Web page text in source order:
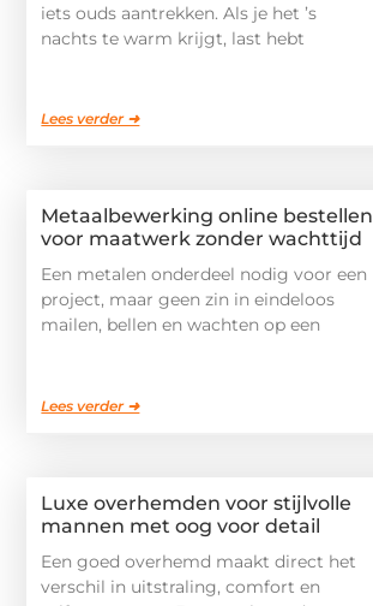
iets ouds aantrekken. Als je het ’s
nachts te warm krijgt, last hebt
Lees verder ➜
Metaalbewerking online bestellen
voor maatwerk zonder wachttijd
Een metalen onderdeel nodig voor een
project, maar geen zin in eindeloos
mailen, bellen en wachten op een
Lees verder ➜
Luxe overhemden voor stijlvolle
mannen met oog voor detail
Een goed overhemd maakt direct het
verschil in uitstraling, comfort en